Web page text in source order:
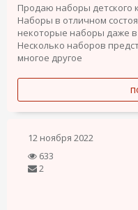
Продаю наборы детского
Наборы в отличном
некоторые наборы даже
Несколько наборов
многое другое
12 ноября 2022
633
2